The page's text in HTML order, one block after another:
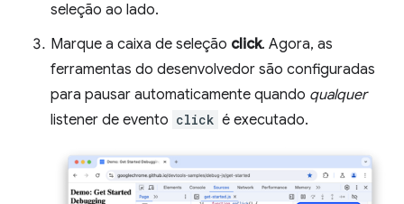
seleção ao lado.
Marque a caixa de seleção click. Agora, as
ferramentas do desenvolvedor são configuradas
para pausar automaticamente quando qualquer
listener de evento click é executado.